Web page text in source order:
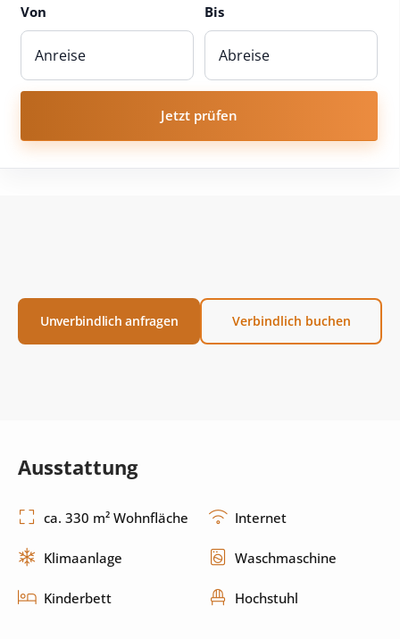
Von Bis
Jetzt prüfen
Unverbindlich anfragen Verbindlich buchen
Ausstattung
ca. 330 m² Wohnfläche Internet
Klimaanlage Waschmaschine
Kinderbett Hochstuhl